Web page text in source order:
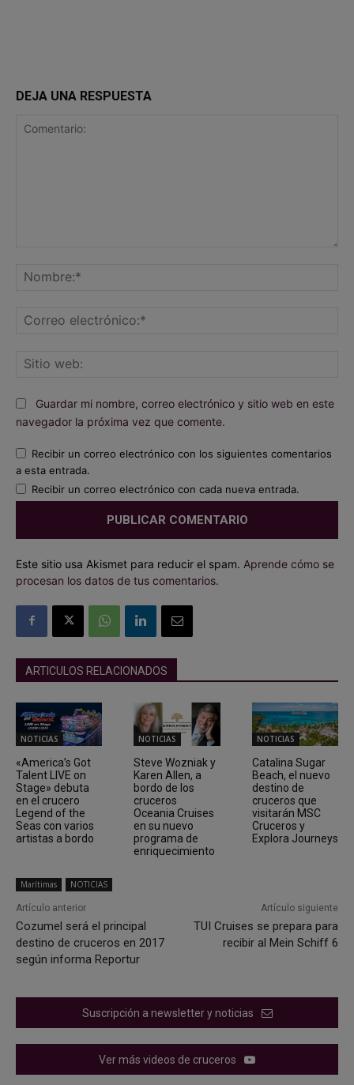
DEJA UNA RESPUESTA
Guardar mi nombre, correo electrónico y sitio web en este
navegador la próxima vez que comente.
Recibir un correo electrónico con los siguientes comentarios
a esta entrada.
Recibir un correo electrónico con cada nueva entrada.
Este sitio usa Akismet para reducir el spam. Aprende cómo se
procesan los datos de tus comentarios.
ARTICULOS RELACIONADOS
NOTICIAS
«America’s Got
Talent LIVE on
Stage» debuta
en el crucero
Legend of the
Seas con varios
artistas a bordo
NOTICIAS
Steve Wozniak y
Karen Allen, a
bordo de los
cruceros
Oceania Cruises
en su nuevo
programa de
enriquecimiento
NOTICIAS
Catalina Sugar
Beach, el nuevo
destino de
cruceros que
visitarán MSC
Cruceros y
Explora Journeys
Marítimas NOTICIAS
Artículo anterior
Cozumel será el principal
destino de cruceros en 2017
según informa Reportur
Artículo siguiente
TUI Cruises se prepara para
recibir al Mein Schiff 6
Suscripción a newsletter y noticias
Ver más videos de cruceros